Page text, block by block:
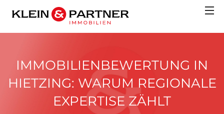
IMMOBILIENBEWERTUNG IN
HIETZING: WARUM REGIONALE
EXPERTISE ZÄHLT